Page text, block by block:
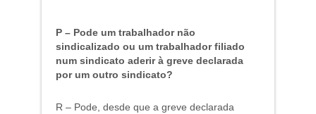
P – Pode um trabalhador não
sindicalizado ou um trabalhador filiado
num sindicato aderir à greve declarada
por um outro sindicato?
R – Pode, desde que a greve declarada